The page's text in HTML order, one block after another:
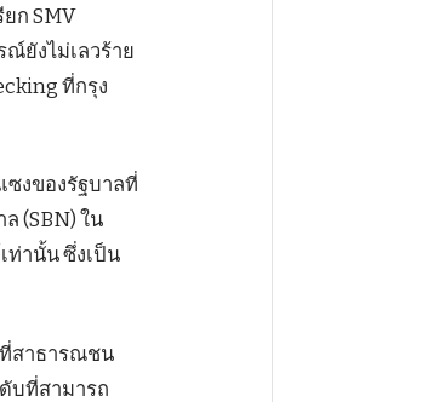
ก SMV
ยังไม่เลวร้าย
ที่กรุง
ซงของรัฐบาลที่
(SBN) ใน
ท่านั้น ซึ่งเป็น
ที่สาธารณชน
บที่สามารถ